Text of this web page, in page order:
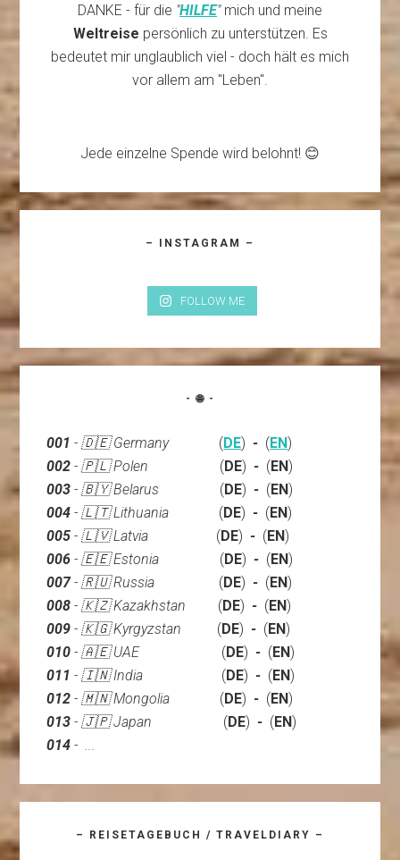
DANKE - für die "HILFE"mich und meine
Weltreise persönlich zu unterstützen. Es
bedeutet mir unglaublich viel - doch hält es mich
vor allem am "Leben".
Jede einzelne Spende wird belohnt! 😊
– INSTAGRAM –
FOLLOW ME
- 🌐 -
001- 🇩🇪 Germany ( DE) - ( EN )
002- 🇵🇱 Polen ( DE) - ( EN )
003- 🇧🇾 Belarus ( DE)- ( EN )
004- 🇱🇹 Lithuania ( DE)- ( EN )
005- 🇱🇻 Latvia ( DE)- ( EN )
006- 🇪🇪 Estonia ( DE)- ( EN )
007- 🇷🇺 Russia ( DE)- ( EN )
008- 🇰🇿 Kazakhstan ( DE)- ( EN )
009- 🇰🇬 Kyrgyzstan ( DE)- ( EN )
010- 🇦🇪 UAE( DE)- ( EN )
011-🇮🇳India ( DE)- ( EN )
012- 🇲🇳 Mongolia ( DE)- ( EN )
013- 🇯🇵 Japan ( DE)- ( EN )
014- ...
– REISETAGEBUCH / TRAVELDIARY –